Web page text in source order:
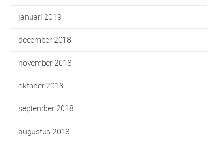
januari 2019
december 2018
november 2018
oktober 2018
september 2018
augustus 2018